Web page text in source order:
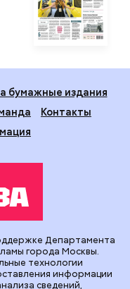
бумажные издания
Контакты
Департамента
города Москвы.
технологии
информации
сведений,